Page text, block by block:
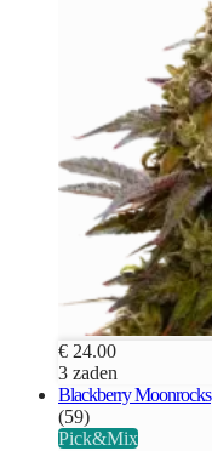
€ 24.00
3 zaden
Blackberry Moonrocks
(59)
Pick&Mix